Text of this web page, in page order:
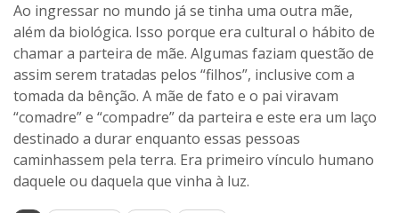
Ao ingressar no mundo já se tinha uma outra mãe,
além da biológica. Isso porque era cultural o hábito de
chamar a parteira de mãe. Algumas faziam questão de
assim serem tratadas pelos “filhos”, inclusive com a
tomada da bênção. A mãe de fato e o pai viravam
“comadre” e “compadre” da parteira e este era um laço
destinado a durar enquanto essas pessoas
caminhassem pela terra. Era primeiro vínculo humano
daquele ou daquela que vinha à luz.